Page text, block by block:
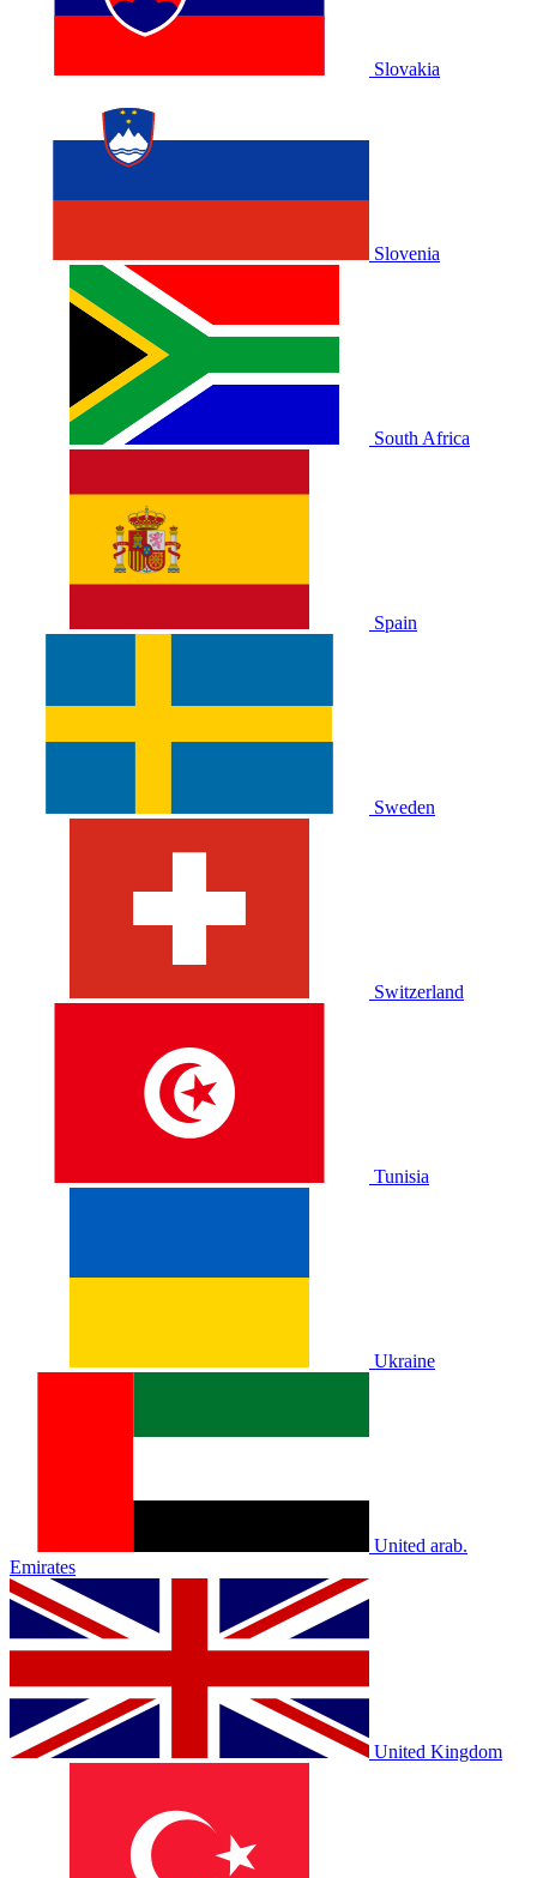
Slovakia
Slovenia
South Africa
Spain
Sweden
Switzerland
Tunisia
Ukraine
United arab.
Emirates
United Kingdom